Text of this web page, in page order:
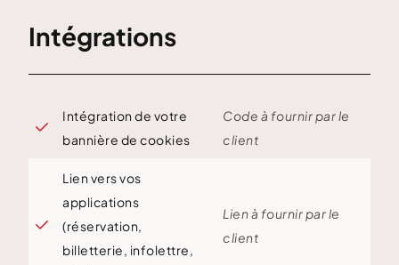
Intégrations

Intégration de votre
bannière de cookies
Code à fournir par le
client

Lien vers vos
applications
(réservation,
billetterie, infolettre,
Lien à fournir par le
client